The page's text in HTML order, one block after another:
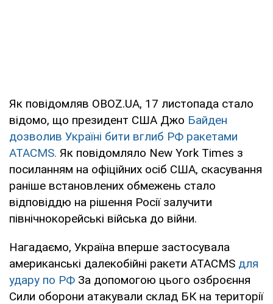
Як повідомляв OBOZ.UA, 17 листопада стало
відомо, що президент США Джо Байден
дозволив Україні бити вглиб РФ ракетами
ATACMS. Як повідомляло New York Times з
посиланням на офіційних осіб США, скасування
раніше встановлених обмежень стало
відповіддю на рішення Росії залучити
північнокорейські війська до війни.
Нагадаємо, Україна вперше застосувала
американські далекобійні ракети ATACMS для
удару по РФ За допомогою цього озброєння
Сили оборони атакували склад БК на території